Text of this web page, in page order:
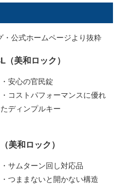
公式ホームページより抜粋
美和ロック）
・安心の官民錠
・コストパフォーマンスに優れ
たディンプルキー
美和ロック）
・サムターン回し対応品
・つままないと開かない構造